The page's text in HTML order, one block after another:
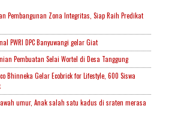
Pembangunan Zona Integritas, Siap Raih Predikat
PWRI DPC Banyuwangi gelar Giat
Pembuatan Selai Wortel di Desa Tanggung
Bhinneka Gelar Ecobrick for Lifestyle, 600 Siswa
umur, Anak salah satu kadus di sraten merasa